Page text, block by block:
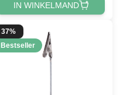
IN WINKELMAND
37%
Bestseller